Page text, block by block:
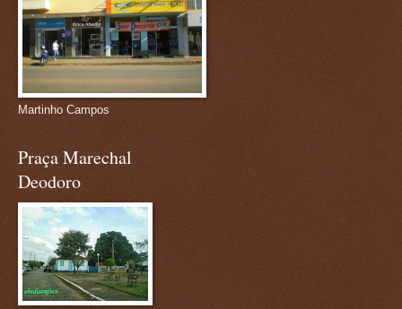
Martinho Campos
Praça Marechal
Deodoro